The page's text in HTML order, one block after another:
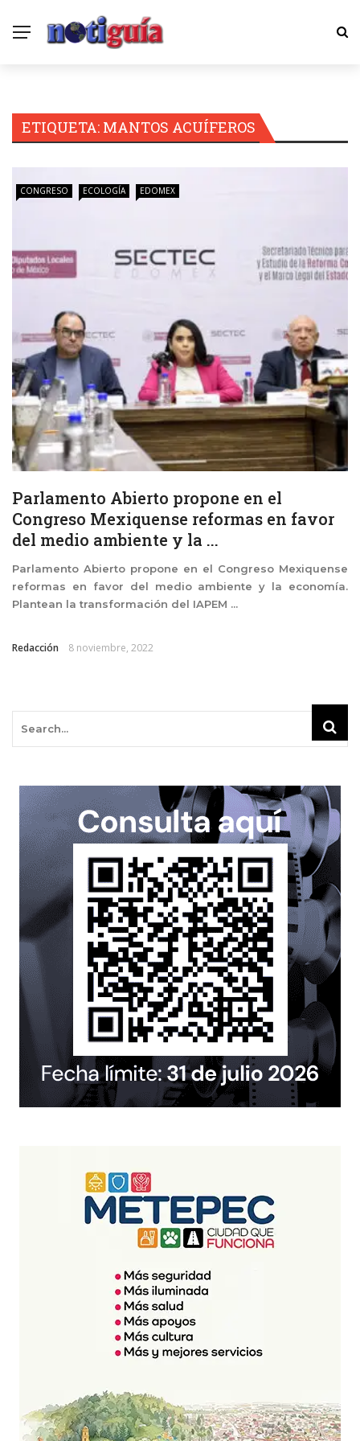
ETIQUETA: MANTOS ACUÍFEROS
CONGRESO ECOLOGÍA EDOMEX
Parlamento Abierto propone en el
Congreso Mexiquense reformas en favor
del medio ambiente y la ...
Parlamento Abierto propone en el Congreso Mexiquense
reformas en favor del medio ambiente y la economía.
Plantean la transformación del IAPEM ...
Redacción 8 noviembre, 2022